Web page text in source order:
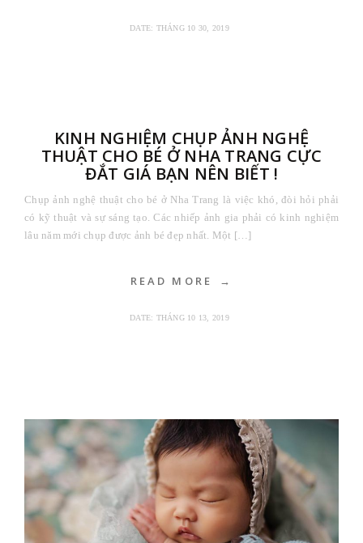
DATE: THÁNG 10 30, 2019
KINH NGHIỆM CHỤP ẢNH NGHỆ
THUẬT CHO BÉ Ở NHA TRANG CỰC
ĐẮT GIÁ BẠN NÊN BIẾT !
Chụp ảnh nghệ thuật cho bé ở Nha Trang là việc khó, đòi hỏi phải
có kỹ thuật và sự sáng tạo. Các nhiếp ảnh gia phải có kinh nghiệm
lâu năm mới chụp được ảnh bé đẹp nhất. Một […]
READ MORE
DATE: THÁNG 10 13, 2019